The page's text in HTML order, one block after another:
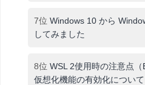
7位 Windows 10 から
してみました
8位 WSL 2使用時の注意点
仮想化機能の有効化について